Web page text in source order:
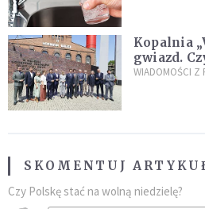
Kopalnia
gwiazd.
„Dolina
WIADOMOŚCI Z
SKOMENTUJ
Czy Polskę stać na wolną niedzielę?